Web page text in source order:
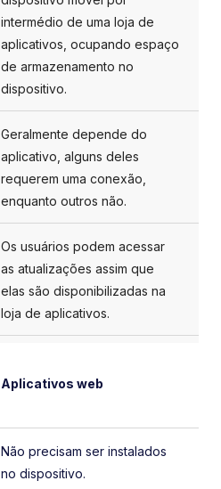
intermédiode uma loja de
aplicativos, ocupando espaço
de armazenamento no
dispositivo.
Geralmente depende do
aplicativo, alguns deles
requerem uma conexão,
enquanto outros não.
Os usuários podem acessar
as atualizações assim que
elas são disponibilizadas na
loja de aplicativos.
Aplicativos web
Não precisam ser instalados
no dispositivo.